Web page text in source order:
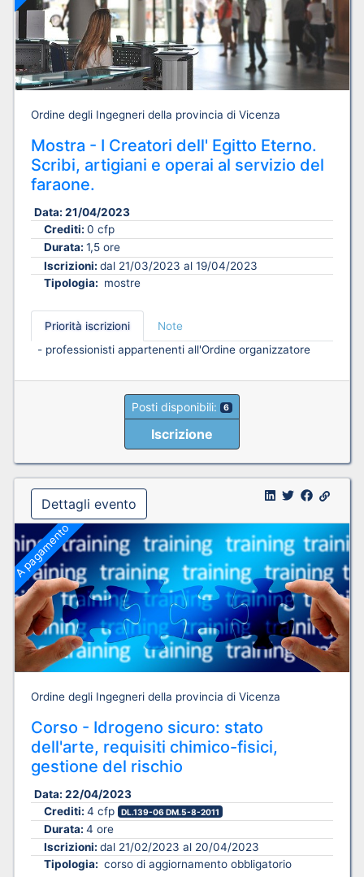
Ordine degli Ingegneri della provincia di Vicenza
Mostra - I Creatori dell' Egitto Eterno.
Scribi, artigiani e operai al servizio del
faraone.
Data: 21/04/2023
Crediti: 0 cfp
Durata: 1,5 ore
Iscrizioni: dal 21/03/2023 al 19/04/2023
Tipologia: mostre
Priorità iscrizioni
Note
- professionisti appartenenti all'Ordine organizzatore
Posti disponibili: 6
Iscrizione
Dettagli evento
A pagamento
Ordine degli Ingegneri della provincia di Vicenza
Corso - Idrogeno sicuro: stato
dell'arte, requisiti chimico-fisici,
gestione del rischio
Data: 22/04/2023
Crediti: 4 cfp DL.139-06 DM.5-8-2011
Durata: 4 ore
Iscrizioni: dal 21/02/2023 al 20/04/2023
Tipologia: corso di aggiornamento obbligatorio